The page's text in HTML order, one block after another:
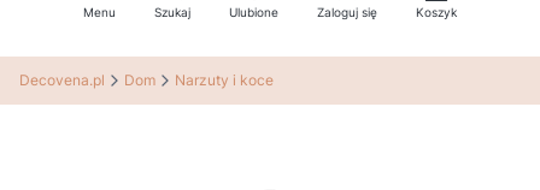
Menu Szukaj Ulubione Zaloguj się Koszyk
Decovena.pl Dom Narzuty i koce